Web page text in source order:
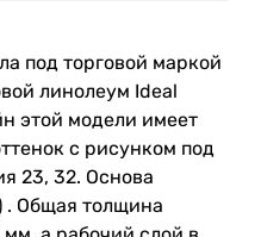
под торговой маркой
линолеум Ideal
этой модели имеет
с рисунком под
23, 32. Основа
. Общая толщина